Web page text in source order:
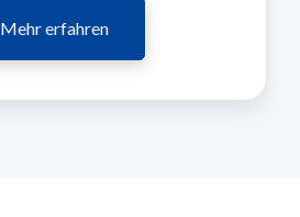
Mehr erfahren